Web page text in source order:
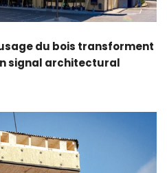
du bois transforment
signal architectural